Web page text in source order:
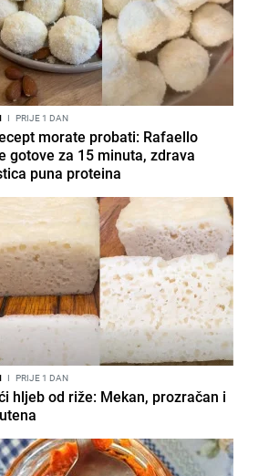
I PRIJE 1 DAN
morate probati: Rafaello
gotove za 15 minuta, zdrava
puna proteina
I PRIJE 1 DAN
hljeb od riže: Mekan, prozračan i